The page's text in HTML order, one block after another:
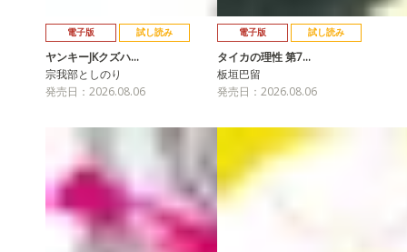
電子版 試し読み
ヤンキーJKクズハ…
宗我部としのり
発売日：2026.08.06
電子版 試し読み
タイカの理性 第7…
板垣巴留
発売日：2026.08.06